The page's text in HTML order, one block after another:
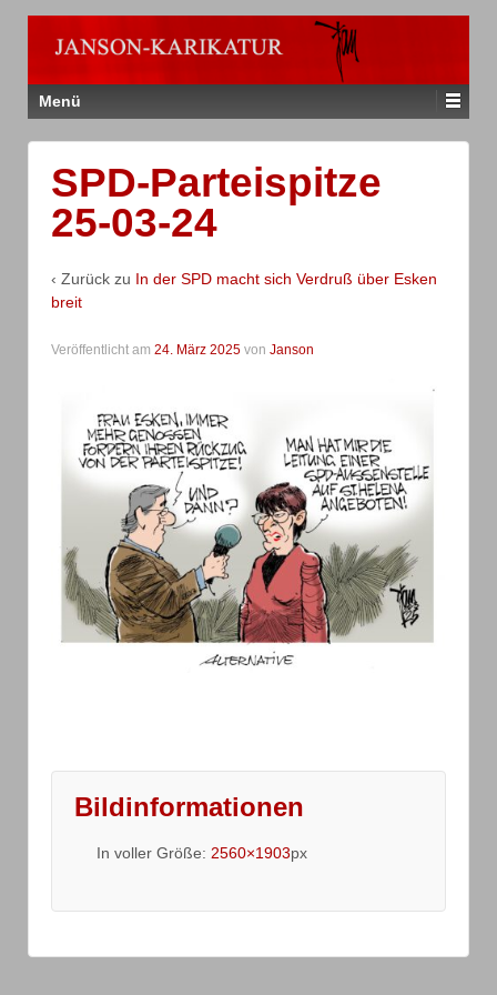
Menü
SPD-Parteispitze
25-03-24
‹ Zurück zu In der SPD macht sich Verdruß über Esken
breit
Veröffentlicht am 24. März 2025 von Janson
Bildinformationen
In voller Größe: 2560×1903px